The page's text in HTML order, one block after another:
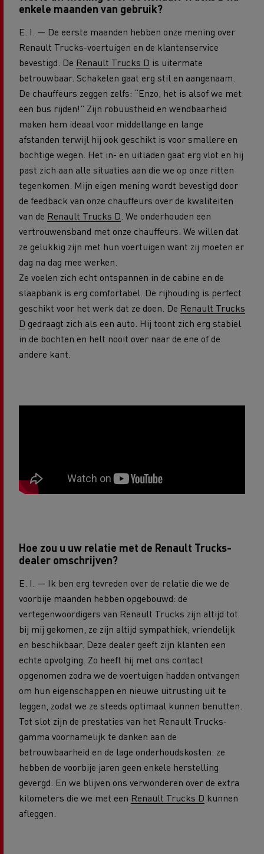
enkele maanden van gebruik?
E. I. — De eerste maanden hebben onze mening over
Renault Trucks-voertuigen en de klantenservice
bevestigd. De Renault Trucks D is uitermate
betrouwbaar. Schakelen gaat erg stil en aangenaam.
De chauffeurs zeggen zelfs: “Enzo, het is alsof we met
een bus rijden!” Zijn robuustheid en wendbaarheid
maken hem ideaal voor middellange en lange
afstanden terwijl hij ook geschikt is voor smallere en
bochtige wegen. Het in- en uitladen gaat erg vlot en hij
past zich aan alle situaties aan die we op onze ritten
tegenkomen. Mijn eigen mening wordt bevestigd door
de feedback van onze chauffeurs over de kwaliteiten
van de Renault Trucks D . We onderhouden een
vertrouwensband met onze chauffeurs. We willen dat
ze gelukkig zijn met hun voertuigen want zij moeten er
dag na dag mee werken.
Ze voelen zich echt ontspannen in de cabine en de
slaapbank is erg comfortabel. De rijhouding is perfect
geschikt voor het werk dat ze doen. De Renault Trucks
D gedraagt zich als een auto. Hij toont zich erg stabiel
in de bochten en helt nooit over naar de ene of de
andere kant.
Hoe zou u uw relatie met de Renault Trucks-
dealer omschrijven?
E. I. — Ik ben erg tevreden over de relatie die we de
voorbije maanden hebben opgebouwd: de
vertegenwoordigers van Renault Trucks zijn altijd tot
bij mij gekomen, ze zijn altijd sympathiek, vriendelijk
en beschikbaar. Deze dealer geeft zijn klanten een
echte opvolging. Zo heeft hij met ons contact
opgenomen zodra we de voertuigen hadden ontvangen
om hun eigenschappen en nieuwe uitrusting uit te
leggen, zodat we ze steeds optimaal kunnen benutten.
Tot slot zijn de prestaties van het Renault Trucks-
gamma voornamelijk te danken aan de
betrouwbaarheid en de lage onderhoudskosten: ze
hebben de voorbije jaren geen enkele herstelling
gevergd. En we blijven ons verwonderen over de extra
kilometers die we met een Renault Trucks D kunnen
afleggen.